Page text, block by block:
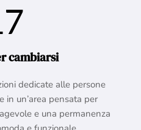
cambiarsi
dedicate alle persone
in un’area pensata per
e una permanenza